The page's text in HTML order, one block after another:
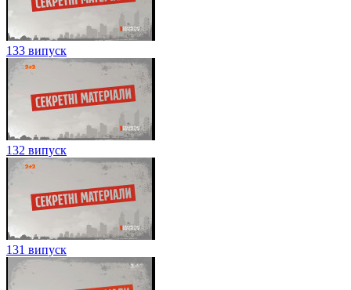
133 випуск
132 випуск
131 випуск